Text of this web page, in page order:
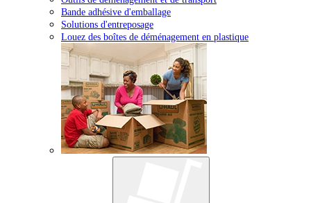
Bande adhésive d'emballage
Solutions d'entreposage
Louez des boîtes de déménagement en plastique